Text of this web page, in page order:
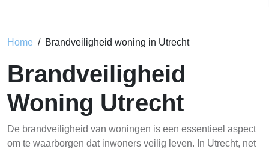
Home Brandveiligheid woning in Utrecht
Brandveiligheid
Woning Utrecht
De brandveiligheid van woningen is een essentieel aspect
om te waarborgen dat inwoners veilig leven. In Utrecht, net